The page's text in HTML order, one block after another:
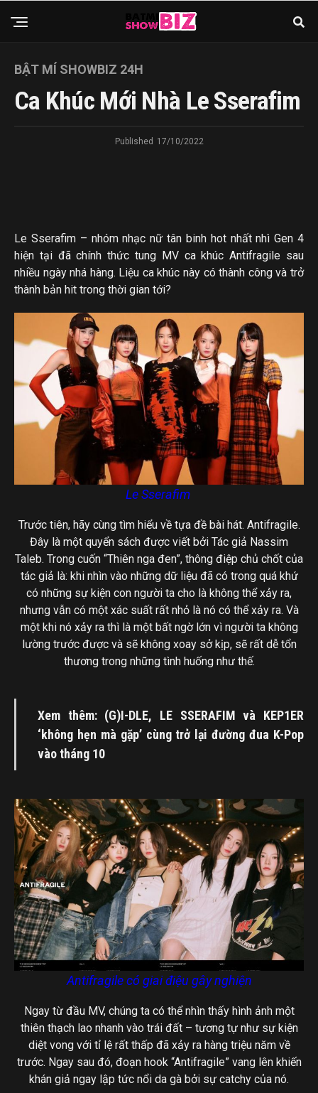
BẬT MÍ SHOWBIZ 24H
Ca Khúc Mới Nhà Le Sserafim
Published 17/10/2022
Le Sserafim – nhóm nhạc nữ tân binh hot nhất nhì Gen 4
hiện tại đã chính thức tung MV ca khúc Antifragile sau
nhiều ngày nhá hàng. Liệu ca khúc này có thành công và trở
thành bản hit trong thời gian tới?
Le Sserafim
Trước tiên, hãy cùng tìm hiểu về tựa đề bài hát. Antifragile.
Đây là một quyển sách được viết bởi Tác giả Nassim
Taleb. Trong cuốn “Thiên nga đen”, thông điệp chủ chốt của
tác giả là: khi nhìn vào những dữ liệu đã có trong quá khứ
có những sự kiện con người ta cho là không thể xảy ra,
nhưng vẫn có một xác suất rất nhỏ là nó có thể xảy ra. Và
một khi nó xảy ra thì là một bất ngờ lớn vì người ta không
lường trước được và sẽ không xoay sở kịp, sẽ rất dễ tổn
thương trong những tình huống như thế.
Xem thêm: (G)I-DLE, LE SSERAFIM và KEP1ER
‘không hẹn mà gặp’ cùng trở lại đường đua K-Pop
vào tháng 10
Antifragile có giai điệu gây nghiện
Ngay từ đầu MV, chúng ta có thể nhìn thấy hình ảnh một
thiên thạch lao nhanh vào trái đất – tương tự như sự kiện
diệt vong với tỉ lệ rất thấp đã xảy ra hàng triệu năm về
trước. Ngay sau đó, đoạn hook “Antifragile” vang lên khiến
khán giả ngay lập tức nổi da gà bởi sự catchy của nó.